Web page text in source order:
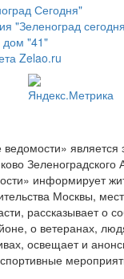
Сегодня"
"Зеленоград
дом "41"
Zelao.ru
ведомости»
Зеленоградского
информирует
Москвы,
рассказывает о
о ветеранах,
освещает и